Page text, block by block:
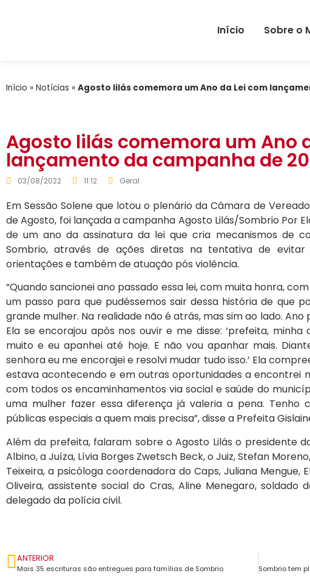
Início Sobre o
Início » Notícias » Agosto lilás comemora um Ano da Lei com
Agosto lilás comemora um Ano
lançamento da campanha de
03/08/2022 11:12 Geral
Em Sessão Solene que lotou o plenário da Câmara de
de Agosto, foi lançada a campanha Agosto Lilás/Sombrio Por
de um ano da assinatura da lei que cria mecanismos de
Sombrio, através de ações diretas na tentativa de
orientações e também de atuação pós violência.
“Quando sancionei ano passado essa lei, com muita honra,
um passo para que pudéssemos sair dessa história de que
grande mulher. Na realidade não é atrás, mas sim ao lado.
Ela se encorajou após nos ouvir e me disse: ‘prefeita,
muito e eu apanhei até hoje. E não vou apanhar mais.
senhora eu me encorajei e resolvi mudar tudo isso.’ Ela
estava acontecendo e em outras oportunidades a encontrei
com todos os encaminhamentos via social e saúde do
uma mulher fazer essa diferença já valeria a pena. Tenho
públicas especiais a quem mais precisa”, disse a Prefeita
Além da prefeita, falaram sobre o Agosto Lilás o presidente
Albino, a Juíza, Lívia Borges Zwetsch Beck, o Juiz, Stefan
Teixeira, a psicóloga coordenadora do Caps, Juliana Mengue,
Oliveira, assistente social do Cras, Aline Menegaro, soldado
delegado da polícia civil.
ANTERIOR
Mais 35 escrituras são entregues para famílias de Sombrio